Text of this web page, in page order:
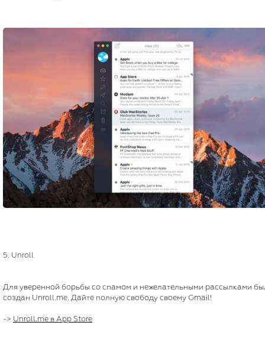
5. Unroll
Для уверенной борьбы со спамом и нежелательными рассылками
создан Unroll.me. Дайте полную свободу своему Gmail!
-> Unroll.me в App Store